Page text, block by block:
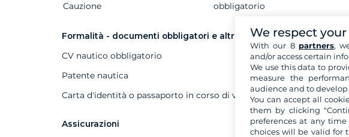
Extra Stato
Cauzione obbligatorio
Formalità - documenti obbligatori e altri documenti
CV nautico obbligatorio
Patente nautica
Carta d'identità o passaporto in corso di validità obbligatorio
Assicurazioni
We respect
With our 8 partners,
and/or access certain
We use this data to
measure the
audience and to develop
You can accept all
them by clicking
preferences at any
choices will be valid for